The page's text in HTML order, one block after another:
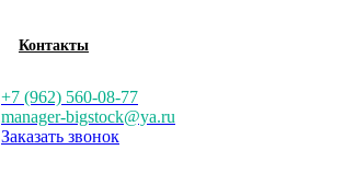
Контакты
+7 (962) 560-08-77
manager-bigstock@ya.ru
Заказать звонок